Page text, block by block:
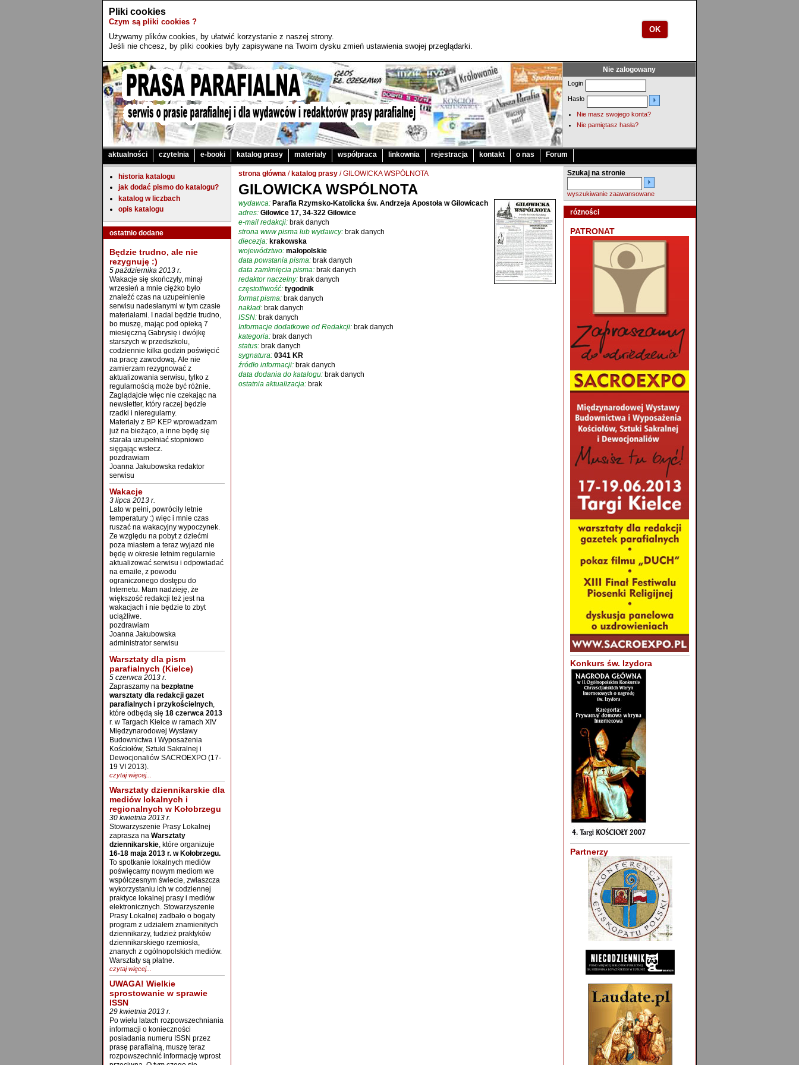
Pliki cookies
Czym są pliki cookies ?
Używamy plików cookies, by ułatwić korzystanie z naszej strony.
Jeśli nie chcesz, by pliki cookies były zapisywane na Twoim dysku zmień ustawienia swojej przeglądarki.
OK
Nie zalogowany
Login
Hasło
Nie masz swojego konta?
Nie pamiętasz hasła?
aktualności czytelnia e-booki katalog prasy materiały współpraca linkownia rejestracja kontakt o nas Forum
historia katalogu
jak dodać pismo do katalogu?
katalog w liczbach
opis katalogu
ostatnio dodane
Będzie trudno, ale nie
rezygnuję :)
5 października 2013 r.
Wakacje się skończyły, minął
wrzesień a mnie ciężko było
znaleźć czas na uzupełnienie
serwisu nadesłanymi w tym czasie
materiałami. I nadal będzie trudno,
bo muszę, mając pod opieką 7
miesięczną Gabrysię i dwójkę
starszych w przedszkolu,
codziennie kilka godzin poświęcić
na pracę zawodową. Ale nie
zamierzam rezygnować z
aktualizowania serwisu, tylko z
regularnością może być różnie.
Zaglądajcie więc nie czekając na
newsletter, który raczej będzie
rzadki i nieregularny.
Materiały z BP KEP wprowadzam
już na bieżąco, a inne będę się
starała uzupełniać stopniowo
sięgając wstecz.
pozdrawiam
Joanna Jakubowska redaktor
serwisu
Wakacje
3 lipca 2013 r.
Lato w pełni, powróciły letnie
temperatury :) więc i mnie czas
ruszać na wakacyjny wypoczynek.
Ze względu na pobyt z dziećmi
poza miastem a teraz wyjazd nie
będę w okresie letnim regularnie
aktualizować serwisu i odpowiadać
na emaile, z powodu
ograniczonego dostępu do
Internetu. Mam nadzieję, że
większość redakcji też jest na
wakacjach i nie będzie to zbyt
uciążliwe.
pozdrawiam
Joanna Jakubowska
administrator serwisu
Warsztaty dla pism
parafialnych (Kielce)
5 czerwca 2013 r.
Zapraszamy na bezpłatne
warsztaty dla redakcji gazet
parafialnych i przykościelnych,
które odbędą się 18 czerwca 2013
r. w Targach Kielce w ramach XIV
Międzynarodowej Wystawy
Budownictwa i Wyposażenia
Kościołów, Sztuki Sakralnej i
Dewocjonaliów SACROEXPO (17-
19 VI 2013).
czytaj więcej...
Warsztaty dziennikarskie dla
mediów lokalnych i
regionalnych w Kołobrzegu
30 kwietnia 2013 r.
Stowarzyszenie Prasy Lokalnej
zaprasza na Warsztaty
dziennikarskie, które organizuje
16-18 maja 2013 r. w Kołobrzegu.
To spotkanie lokalnych mediów
poświęcamy nowym mediom we
współczesnym świecie, zwłaszcza
wykorzystaniu ich w codziennej
praktyce lokalnej prasy i mediów
elektronicznych. Stowarzyszenie
Prasy Lokalnej zadbało o bogaty
program z udziałem znamienitych
dziennikarzy, tudzież praktyków
dziennikarskiego rzemiosła,
znanych z ogólnopolskich mediów.
Warsztaty są płatne.
czytaj więcej...
UWAGA! Wielkie
sprostowanie w sprawie
ISSN
29 kwietnia 2013 r.
Po wielu latach rozpowszechniania
informacji o konieczności
posiadania numeru ISSN przez
prasę parafialną, muszę teraz
rozpowszechnić informację wprost
Szukaj na stronie
wyszukiwanie zaawansowane
różności
PATRONAT
Konkurs św. Izydora
Partnerzy
strona główna /katalog prasy / GILOWICKA WSPÓLNOTA
GILOWICKA WSPÓLNOTA
wydawca: Parafia Rzymsko-Katolicka św. Andrzeja Apostoła w Gilowicach
adres: Gilowice 17, 34-322 Gilowice
e-mail redakcji: brak danych
strona www pisma lub wydawcy: brak danych
diecezja: krakowska
województwo: małopolskie
data powstania pisma: brak danych
data zamknięcia pisma: brak danych
redaktor naczelny: brak danych
częstotliwość: tygodnik
format pisma: brak danych
nakład: brak danych
ISSN: brak danych
Informacje dodatkowe od Redakcji: brak danych
kategoria: brak danych
status: brak danych
sygnatura: 0341 KR
źródło informacji: brak danych
data dodania do katalogu: brak danych
ostatnia aktualizacja: brak